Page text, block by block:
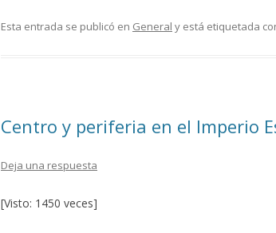
e
k
itt m
r
Esta entrada se publicó en General y está etiquetada
Centro y periferia en el Imperio
Deja una respuesta
[Visto: 1450 veces]